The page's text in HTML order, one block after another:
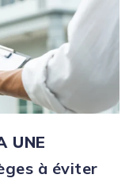
UNE
à éviter